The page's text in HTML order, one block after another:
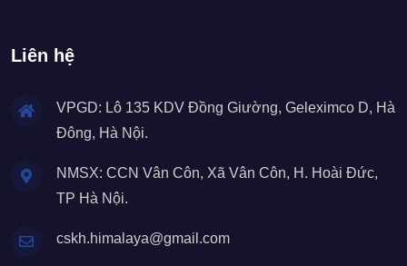
Liên hệ
VPGD: Lô 135 KDV Đồng Giường, Geleximco D, Hà
Đông, Hà Nội.
NMSX: CCN Vân Côn, Xã Vân Côn, H. Hoài Đức,
TP Hà Nội.
cskh.himalaya@gmail.com